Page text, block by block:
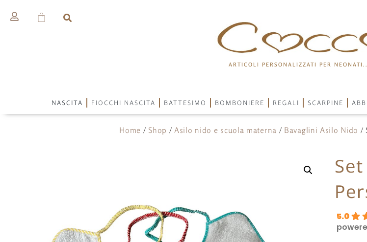
ARTICOLI PERSONALIZZATI PER
NASCITA FIOCCHI NASCITA BATTESIMO BOMBONIERE REGALI SCARPINE
Home / Shop /Asilo nido e scuola materna / Bavaglini Asilo Nido /
5.0